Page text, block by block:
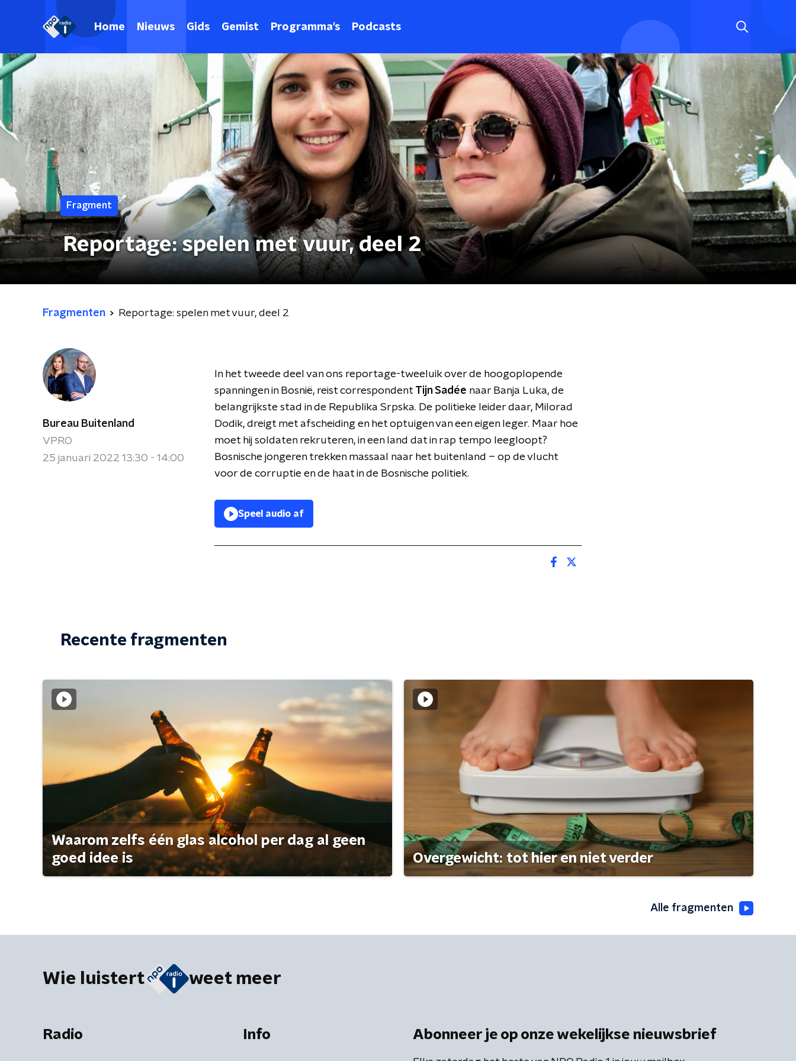
Home Nieuws Gids Gemist Programma's Podcasts
Fragment
Reportage: spelen met vuur, deel 2
Fragmenten Reportage: spelen met vuur, deel 2
Bureau Buitenland
VPRO
25 januari 2022 13:30 - 14:00
In het tweede deel van ons reportage-tweeluik over de hoogoplopende
spanningen in Bosnië, reist correspondent Tijn Sadée naar Banja Luka, de
belangrijkste stad in de Republika Srpska. De politieke leider daar, Milorad
Dodik, dreigt met afscheiding en het optuigen van een eigen leger. Maar hoe
moet hij soldaten rekruteren, in een land dat in rap tempo leegloopt?
Bosnische jongeren trekken massaal naar het buitenland – op de vlucht
voor de corruptie en de haat in de Bosnische politiek.
Speel audio af
Recente fragmenten
Waarom zelfs één glas alcohol per dag al geen
goed idee is
Overgewicht: tot hier en niet verder
Alle fragmenten
Wie luistert weet meer
Radio Info Abonneer je op onze wekelijkse nieuwsbrief